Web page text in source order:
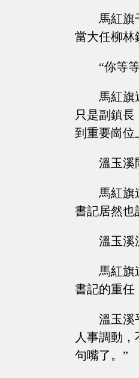
馬紅旗
當大任柳
“你等
馬紅旗
只是副鎮
到重要崗位
溫玉溪
馬紅旗
書記居然也
溫玉溪
馬紅旗
書記的重任
溫玉溪
人事調動
句嘴了。”